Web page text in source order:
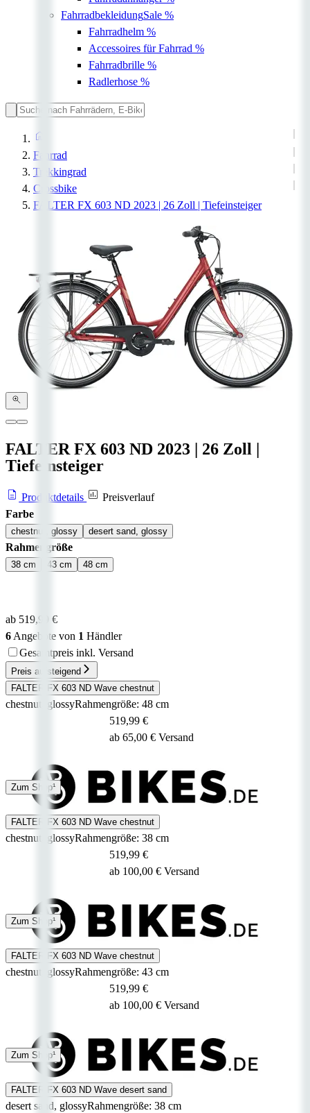
FahrradbekleidungSale %
Fahrradhelm %
Accessoires für Fahrrad %
Fahrradbrille %
Radlerhose %
Fahrrad
Trekkingrad
Crossbike
FALTER FX 603 ND 2023 | 26 Zoll | Tiefeinsteiger
FALTER FX 603 ND 2023 | 26 Zoll |
Tiefeinsteiger
Produktdetails
Preisverlauf
Farbe
chestnut, glossy desert sand, glossy
Rahmengröße
38 cm 43 cm 48 cm
ab 519,99 €
6 Angebote von 1 Händler
Gesamtpreis inkl. Versand
Preis aufsteigend
FALTER FX 603 ND Wave chestnut
chestnut, glossyRahmengröße: 48 cm
6 - 10 Tage
519,99 €
ab 65,00 € Versand
Zum Shop¹
FALTER FX 603 ND Wave chestnut
chestnut, glossyRahmengröße: 38 cm
10 Tage
519,99 €
ab 100,00 € Versand
Zum Shop¹
FALTER FX 603 ND Wave chestnut
chestnut, glossyRahmengröße: 43 cm
10 Tage
519,99 €
ab 100,00 € Versand
Zum Shop¹
FALTER FX 603 ND Wave desert sand
desert sand, glossyRahmengröße: 38 cm